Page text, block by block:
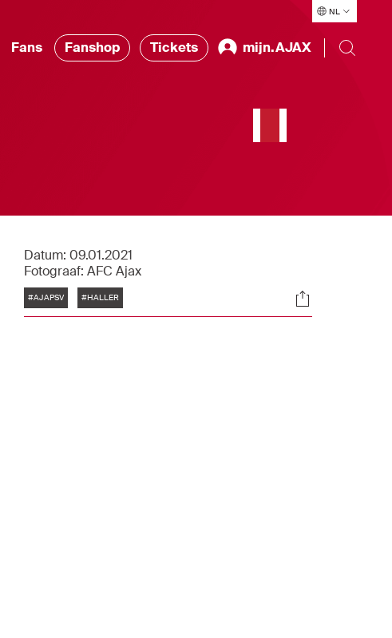
NL
Fans Fanshop Tickets mijn.AJAX
Datum: 09.01.2021
Fotograaf: AFC Ajax
Tags
#AJAPSV #HALLER Socials